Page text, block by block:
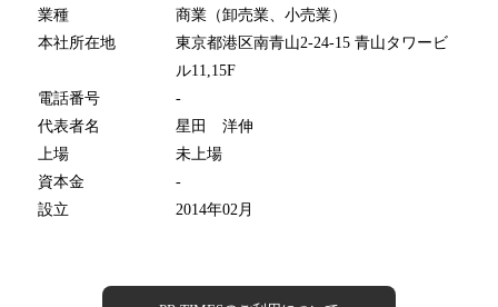
業種
商業（卸売業、小売業）
本社所在地
東京都港区南青山2-24-15 青山タワービ
ル11,15F
電話番号
-
代表者名
星田 洋伸
上場
未上場
資本金
-
設立
2014年02月